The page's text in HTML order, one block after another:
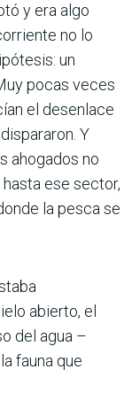
y era algo
no lo
un
pocas veces
el desenlace
Y
ahogados no
ese sector,
la pesca se
abierto, el
del agua –
fauna que